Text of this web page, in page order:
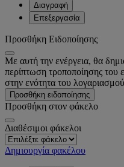
Διαγραφή
Επεξεργασία
Προσθήκη Ειδοποίησης
Με αυτή την ενέργεια, θα
περίπτωση τροποποίησης του
στην ενότητα του
Προσθήκη ειδοποίησης
Προσθήκη στον φάκελο
Διαθέσιμοι φάκελοι
Δημιουργία φακέλου